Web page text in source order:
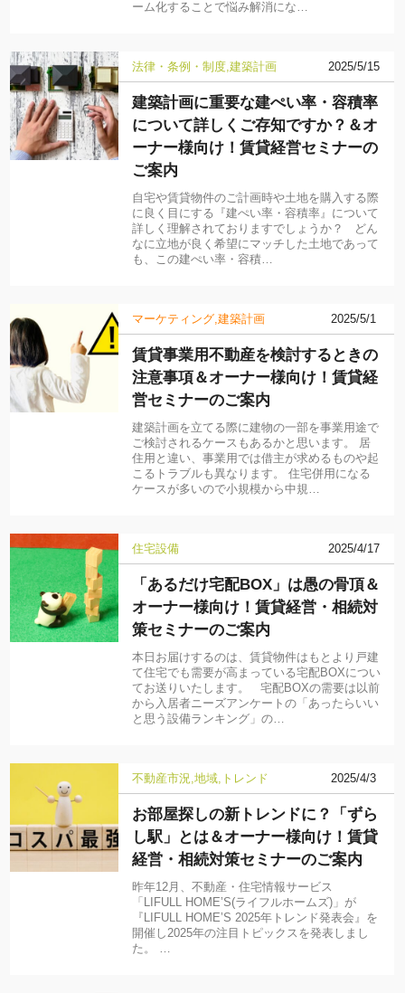
ーム化することで悩み解消にな…
法律・条例・制度 建築計画 2025/5/15
建築計画に重要な建ぺい率・容積率
について詳しくご存知ですか？＆オ
ーナー様向け！賃貸経営セミナーの
ご案内
自宅や賃貸物件のご計画時や土地を購入する際
に良く目にする『建ぺい率・容積率』について
詳しく理解されておりますでしょうか？ どん
なに立地が良く希望にマッチした土地であって
も、この建ぺい率・容積…
マーケティング 建築計画 2025/5/1
賃貸事業用不動産を検討するときの
注意事項＆オーナー様向け！賃貸経
営セミナーのご案内
建築計画を立てる際に建物の一部を事業用途で
ご検討されるケースもあるかと思います。 居
住用と違い、事業用では借主が求めるものや起
こるトラブルも異なります。 住宅併用になる
ケースが多いので小規模から中規…
住宅設備 2025/4/17
「あるだけ宅配BOX」は愚の骨頂＆
オーナー様向け！賃貸経営・相続対
策セミナーのご案内
本日お届けするのは、賃貸物件はもとより戸建
て住宅でも需要が高まっている宅配BOXについ
てお送りいたします。 宅配BOXの需要は以前
から入居者ニーズアンケートの「あったらいい
と思う設備ランキング」の…
不動産市況 地域 トレンド 2025/4/3
お部屋探しの新トレンドに？「ずら
し駅」とは＆オーナー様向け！賃貸
経営・相続対策セミナーのご案内
昨年12月、不動産・住宅情報サービス
「LIFULL HOME’S(ライフルホームズ)」が
『LIFULL HOME’S 2025年トレンド発表会』を
開催し2025年の注目トピックスを発表しまし
た。 …